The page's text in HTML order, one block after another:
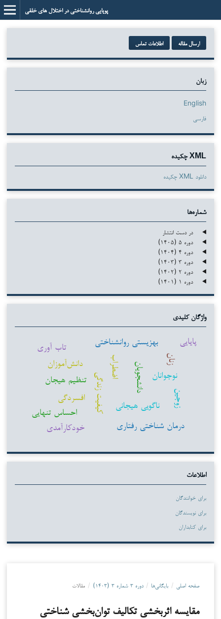
پویایی روانشناختی در اختلال های خلقی
ارسال مقاله اطلاعات تماس
زبان
English
فارسی
XML چکیده
دانلود XML چکیده
شماره‌ها
در دست انتشار
دوره ۵ (۱۴۰۵)
دوره ۴ (۱۴۰۴)
دوره ۳ (۱۴۰۳)
دوره ۲ (۱۴۰۲)
دوره ۱ (۱۴۰۱)
واژگان کلیدی
اضطراب دانشجویان کیفیت زندگی نوجوانان
افسردگی
بهزیستی روانشناختی
دانش‌آموزان
زنان
تنظیم هیجان
درمان شناختی رفتاری
ناگویی هیجانی
احساس تنهایی
زوجین
تاب آوری
خودکارآمدی
پایایی
اطلاعات
برای خوانندگان
برای نویسندگان
برای کتابداران
صفحه اصلی / بایگانی‌ها / دوره ۳ شماره ۳ (۱۴۰۳) / مقالات
مقایسه اثربخشی تکالیف توان‌بخشی شناختی